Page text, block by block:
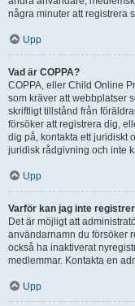
några minuter att registrera
Upp
Vad är COPPA?
COPPA, eller Child Online
som kräver att webbplatser
skriftligt tillstånd från
försöker att registrera dig,
dig på, kontakta ett juridiskt
juridisk rådgivning och inte
Upp
Varför kan jag inte
Det är möjligt att
användarnamn du försöker
också ha inaktiverat
medlemmar. Kontakta en
Upp